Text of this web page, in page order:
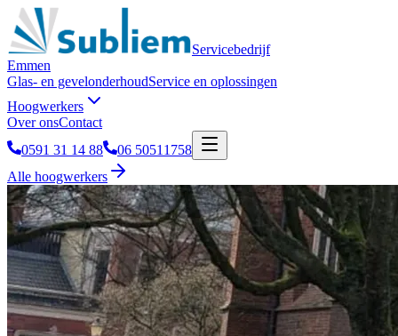
Servicebedrijf
Emmen
Glas- en gevelonderhoudService en oplossingen
Hoogwerkers
Over onsContact
0591 31 14 88
06 50511758
Alle hoogwerkers